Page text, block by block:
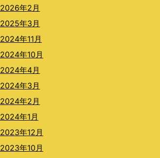
2026年2月
2025年3月
2024年11月
2024年10月
2024年4月
2024年3月
2024年2月
2024年1月
2023年12月
2023年10月